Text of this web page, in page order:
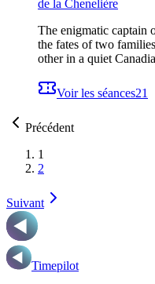
de la Chenelière
The enigmatic captain
the fates of two
other in a quiet
Voir les séances21
Précédent
1
2
Suivant
Timepilot